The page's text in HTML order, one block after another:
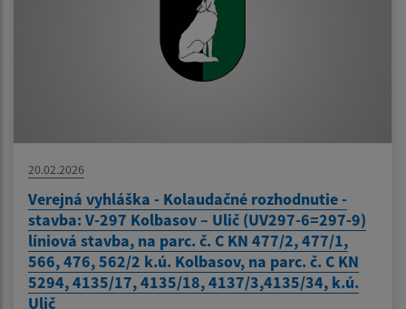
20.02.2026
Verejná vyhláška - Kolaudačné rozhodnutie -
stavba: V-297 Kolbasov – Ulič (UV297-6=297-9)
líniová stavba, na parc. č. C KN 477/2, 477/1,
566, 476, 562/2 k.ú. Kolbasov, na parc. č. C KN
5294, 4135/17, 4135/18, 4137/3,4135/34, k.ú.
Ulič